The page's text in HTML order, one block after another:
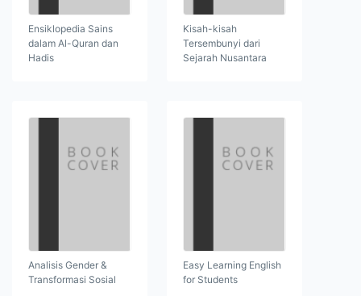
Ensiklopedia Sains
dalam Al-Quran dan
Hadis
Kisah-kisah
Tersembunyi dari
Sejarah Nusantara
Analisis Gender &
Transformasi Sosial
Easy Learning English
for Students